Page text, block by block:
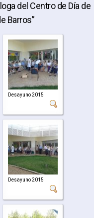
del Centro de Día de
Barros”
Desayuno 2015
Desayuno 2015